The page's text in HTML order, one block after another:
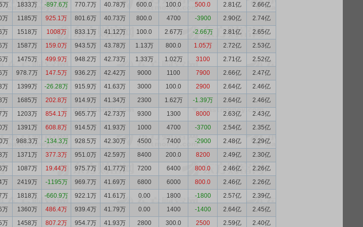
万 1833万 -897.6万 770.7万 40.78万 600.0 100.0 500.0 2.81亿
2.66亿
万 1185万 925.1万 801.6万 40.73万 800.0 4700 -3900 2.90亿
2.74亿
万 1518万 1008万 833.1万 41.12万 100.0 2.67万 -2.66万 2.81亿
2.65亿
万 1587万 159.0万 943.5万 43.78万 1.13万 800.0 1.05万 2.72亿
2.53亿
万 1475万 499.9万 948.2万 42.73万 1.33万 1.02万 3100 2.71亿
2.52亿
万 978.7万 147.5万 936.2万 42.42万 9000 1100 7900 2.66亿
2.47亿
万 1399万 -26.28万 915.9万 41.63万 3000 100.0 2900 2.64亿
2.46亿
万 1685万 202.8万 914.9万 41.34万 2300 1.62万 -1.39万 2.64亿
2.46亿
万 1203万 854.1万 965.7万 42.73万 9300 1300 8000 2.63亿
2.43亿
万 1391万 608.8万 914.5万 41.93万 1000 4700 -3700 2.54亿
2.35亿
万 988.3万 -134.3万 928.5万 42.30万 4500 7400 -2900 2.48亿
2.29亿
万 1371万 377.3万 951.0万 42.59万 8400 200.0 8200 2.49亿
2.30亿
万 1087万 19.44万 975.7万 41.77万 7200 6400 800.0 2.46亿
2.26亿
万 2419万 -1195万 969.7万 41.69万 6800 6000 800.0 2.46亿
2.26亿
万 1818万 -660.9万 922.1万 41.61万 0.00 1800 -1800 2.57亿
2.39亿
万 1360万 486.4万 939.4万 41.79万 0.00 1400 -1400 2.64亿
2.45亿
万 1458万 807.2万 954.7万 41.93万 2800 300.0 2500 2.59亿
2.40亿